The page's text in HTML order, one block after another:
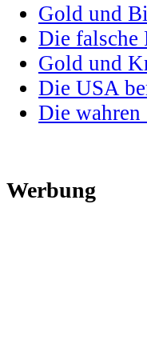
Gold und
Die falsche
Gold und
Die USA
Die wahren
Werbung